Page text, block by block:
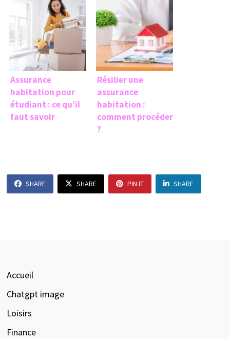
Assurance
habitation pour
étudiant : ce qu’il
faut savoir
Résilier une
assurance
habitation :
comment procéder
?
SHARE SHARE PIN IT SHARE
Accueil
Chatgpt image
Loisirs
Finance